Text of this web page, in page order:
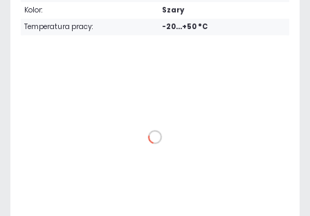
Kolor:
Szary
Temperatura pracy:
-20...+50 °C
DO KOSZYKA